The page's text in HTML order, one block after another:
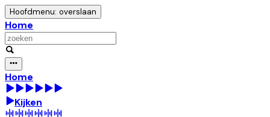
Hoofdmenu: overslaan
Home
Home
Kijken